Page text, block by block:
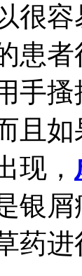
很
患
手
且
现，
银
药